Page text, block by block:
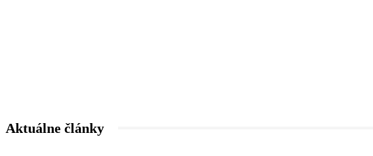
Aktuálne články